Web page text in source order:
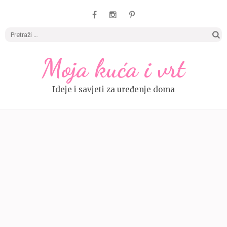
Moja kuća i vrt
Ideje i savjeti za uređenje doma